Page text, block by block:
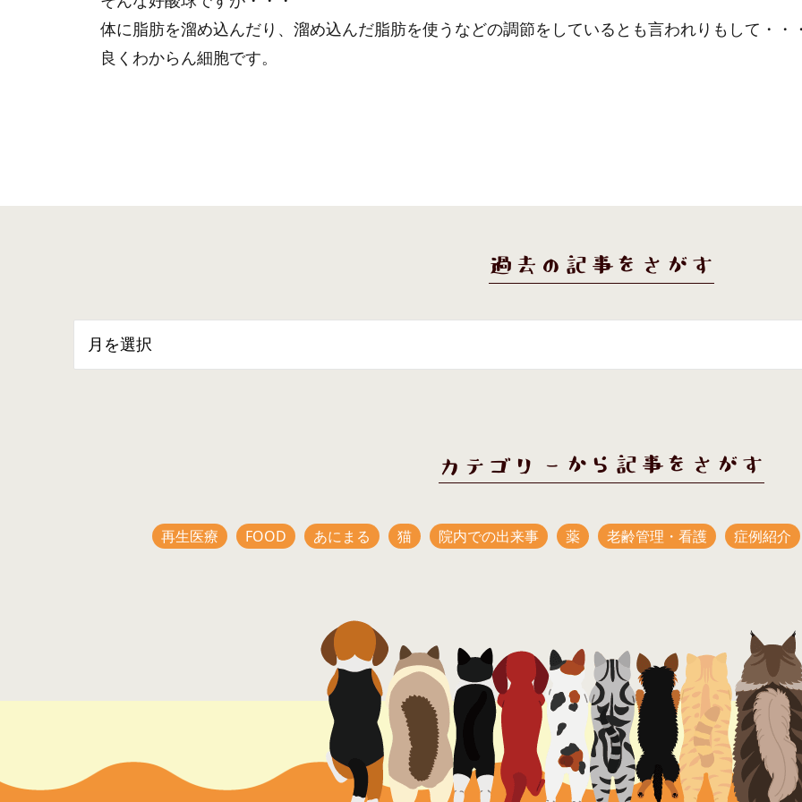
体に脂肪を溜め込んだり、溜め込んだ脂肪を使うなどの調節をしているとも言われりもして・・
良くわからん細胞です。
過去の記事をさがす
カテゴリーから記事をさがす
再生医療 FOOD あにまる 猫 院内での出来事 薬 老齢管理・看護 症例紹介